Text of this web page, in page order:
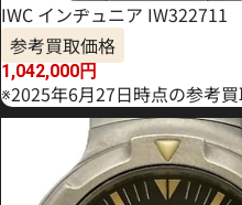
IWC インヂュニア IW322711
参考買取価格
1,042,000円
※2025年6月27日時点の参考